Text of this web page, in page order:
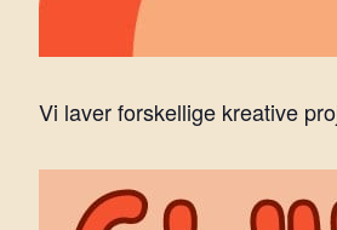
Vi laver forskellige kreative